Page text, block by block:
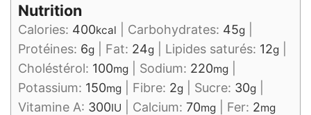
Nutrition
Calories: 400kcal Carbohydrates: 45g
Protéines: 6g Fat: 24g Lipides saturés: 12g
Choléstérol: 100mg Sodium: 220mg
Potassium: 150mg Fibre: 2g Sucre: 30g
Vitamine A: 300IU Calcium: 70mg Fer: 2mg